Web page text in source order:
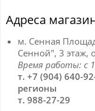
Адреса
м. Сенная
Сенной", 3 этаж,
Время работы: с
т. +7 (904) 640-
регионы
т. 988-27-29